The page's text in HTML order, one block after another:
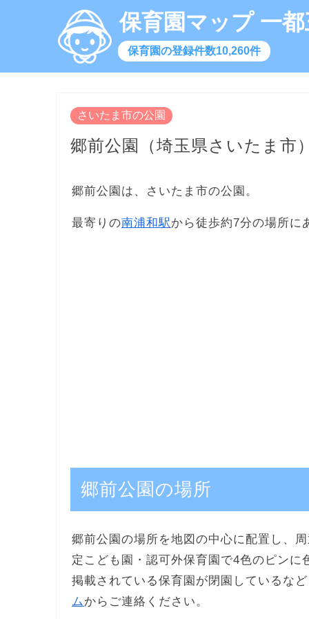
保育園マップ 一
保育園の登録件数10,260件
さいたま市の公園
郷前公園（埼玉県さいたま市
郷前公園は、さいたま市の公園。
最寄りの南浦和駅から徒歩約7分の場所に
郷前公園の場所
郷前公園の場所を地図の中心に配置し、
定こども園・認可外保育園で4色のピンに
掲載されている保育園が閉園しているな
ム からご連絡ください。